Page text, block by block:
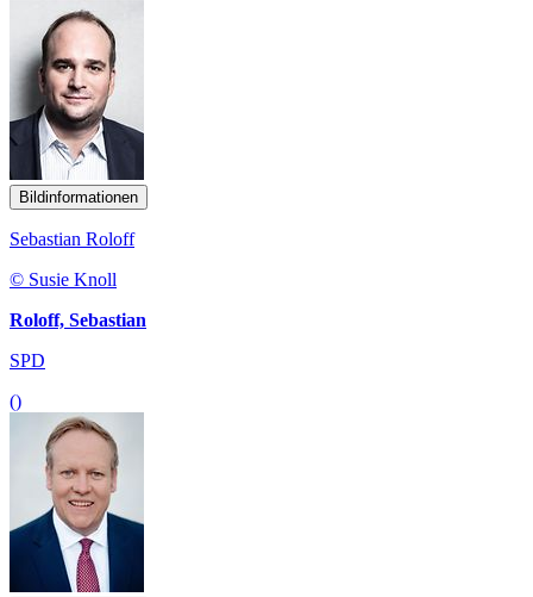
Bildinformationen
Sebastian Roloff
© Susie Knoll
Roloff, Sebastian
SPD
()